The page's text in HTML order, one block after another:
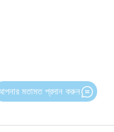
মতামত প্রদান করুন